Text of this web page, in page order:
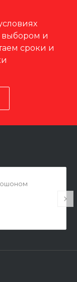
выбором и
сроки и